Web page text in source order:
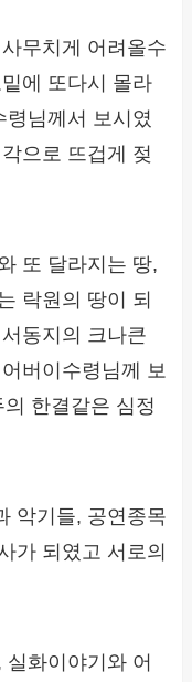
무치게 어려올수
에 또다시 몰라
님께서 보시였
으로 뜨겁게 젖
또 달라지는 땅,
락원의 땅이 되
동지의 크나큰
버이수령님께 보
한결같은 심정
악기들, 공연종목
가 되였고 서로의
화이야기와 어